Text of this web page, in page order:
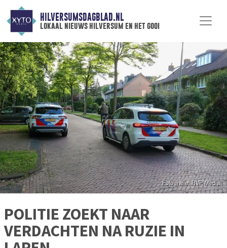
HILVERSUMSDAGBLAD.NL
lokaal nieuws hilversum en het gooi
POLITIE ZOEKT NAAR
VERDACHTEN NA RUZIE IN